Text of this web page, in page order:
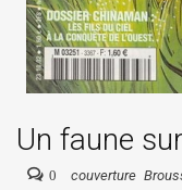
Un faune
0 couverture